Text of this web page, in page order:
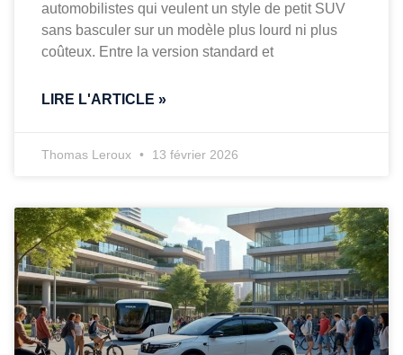
automobilistes qui veulent un style de petit SUV
sans basculer sur un modèle plus lourd ni plus
coûteux. Entre la version standard et
LIRE L'ARTICLE »
Thomas Leroux 13 février 2026